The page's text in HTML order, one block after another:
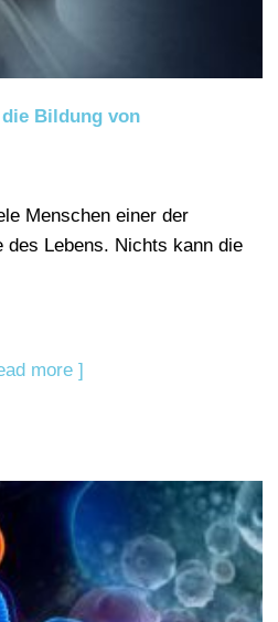
Bildung von
Menschen einer der
des Lebens. Nichts kann die
more ]